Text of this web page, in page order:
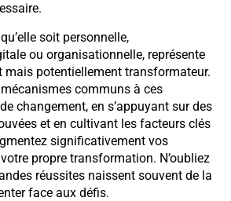
soit personnelle,
ou organisationnelle, représente
mais potentiellement transformateur.
communs à ces
changement, en s’appuyant sur des
et en cultivant les facteurs clés
significativement vos
propre transformation. N’oubliez
réussites naissent souvent de la
face aux défis.